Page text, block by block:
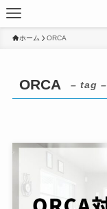
ホーム ORCA
ORCA – tag –